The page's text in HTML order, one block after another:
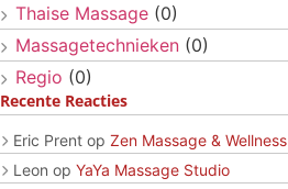
Thaise Massage (0)
Massagetechnieken (0)
Regio (0)
Recente Reacties
Eric Prent op Zen Massage & Wellness
Leon op YaYa Massage Studio